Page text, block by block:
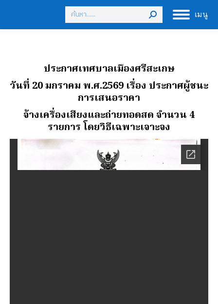
เมนู
Search:
ประกาศเทศบาลเมืองศรีสะเกษ
วันที่ 20 มกราคม พ.ศ.2569 เรื่อง ประกาศผู้ชนะ
การเสนอราคา
จ้างเครื่องเสียงและถ่ายทอดสด จํานวน 4
รายการ โดยวิธีเฉพาะเจาะจง